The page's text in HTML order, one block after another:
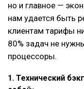
но и главное —
нам удается быть
клиентам тарифы
80% задач не
процессоры.
1. Технический